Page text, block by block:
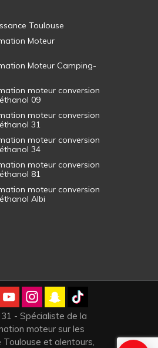
Toulouse
Moteur
Moteur Camping-
moteur conversion
09
moteur conversion
31
moteur conversion
34
moteur conversion
81
moteur conversion
Albi
- Spécialiste de la
moteur sur les
et alentours,